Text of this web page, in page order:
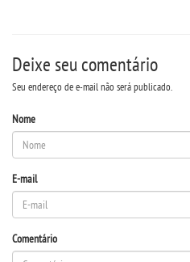
TRABALHE CONOSCO
OUVIDORIA
Deixe seu comentário
Seu endereço de e-mail não será publicado.
Nome
E-mail
Comentário